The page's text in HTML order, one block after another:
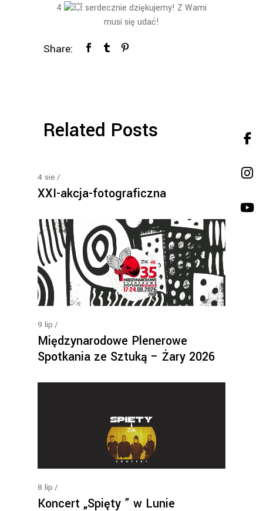
4
serdecznie dziękujemy! Z Wami
musi się udać!
Share:
Related Posts
4 sie
XXI-akcja-fotograficzna
9 lip
Międzynarodowe Plenerowe
Spotkania ze Sztuką – Żary 2026
8 lip
Koncert „Spięty ” w Lunie